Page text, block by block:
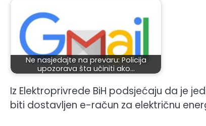
Ne nasjedajte na prevaru: Policija
upozorava šta učiniti ako…
Iz Elektroprivrede BiH podsjećaju da je
biti dostavljen e-račun za električnu